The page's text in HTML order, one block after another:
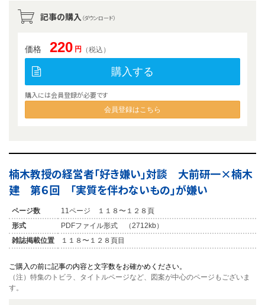
記事の購入 （ダウンロード）
価格 220 円 （税込）
購入する
購入には会員登録が必要です
会員登録はこちら
楠木教授の経営者「好き嫌い」対談 大前研一×楠木
建 第６回 「実質を伴わないもの」が嫌い
ページ数
11ページ １１８〜１２８頁
形式
PDFファイル形式 （2712kb）
雑誌掲載位置
１１８〜１２８頁目
ご購入の前に記事の内容と文字数をお確かめください。
（注）特集のトビラ、タイトルページなど、図案が中心のページもございま
す。